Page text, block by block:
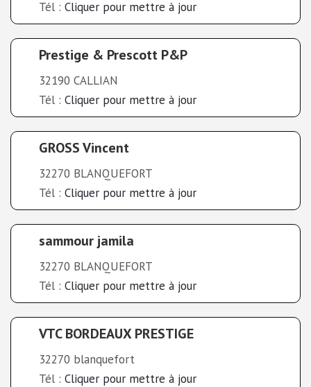
Tél : Cliquer pour mettre à jour
Prestige & Prescott P&P
32190 CALLIAN
Tél : Cliquer pour mettre à jour
GROSS Vincent
32270 BLANQUEFORT
Tél : Cliquer pour mettre à jour
sammour jamila
32270 BLANQUEFORT
Tél : Cliquer pour mettre à jour
VTC BORDEAUX PRESTIGE
32270 blanquefort
Tél : Cliquer pour mettre à jour